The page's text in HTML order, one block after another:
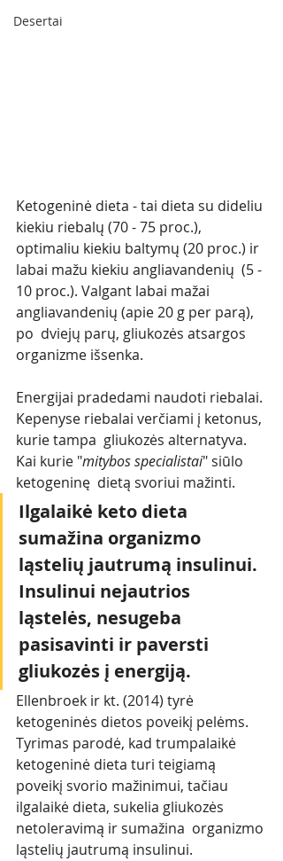
Desertai
Ketogeninė dieta - tai dieta su dideliu
kiekiu riebalų (70 - 75 proc.),
optimaliu kiekiu baltymų (20 proc.) ir
labai mažu kiekiu angliavandenių  (5 -
10 proc.). Valgant labai mažai
angliavandenių (apie 20 g per parą),
po  dviejų parų, gliukozės atsargos
organizme išsenka.
Energijai pradedami naudoti riebalai.
Kepenyse riebalai verčiami į ketonus,
kurie tampa  gliukozės alternatyva.
Kai kurie "mitybos specialistai" siūlo
ketogeninę  dietą svoriui mažinti.
Ilgalaikė keto dieta
sumažina organizmo
ląstelių jautrumą insulinui.
Insulinui nejautrios
ląstelės, nesugeba
pasisavinti ir paversti
gliukozės į energiją.
Ellenbroek ir kt. (2014) tyrė
ketogeninės dietos poveikį pelėms.
Tyrimas parodė, kad trumpalaikė
ketogeninė dieta turi teigiamą
poveikį svorio mažinimui, tačiau
ilgalaikė dieta, sukelia gliukozės
netoleravimą ir sumažina  organizmo
ląstelių jautrumą insulinui.